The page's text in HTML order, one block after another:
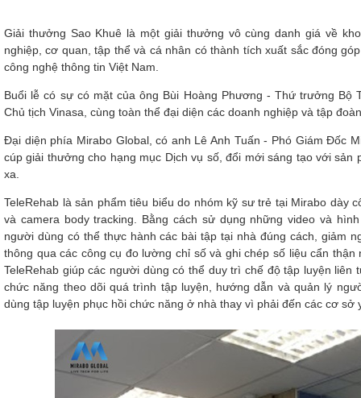
Giải thưởng Sao Khuê là một giải thưởng vô cùng danh giá về
nghiệp, cơ quan, tập thể và cá nhân có thành tích xuất sắc đóng
công nghệ thông tin Việt Nam.
Buổi lễ có sự có mặt của ông Bùi Hoàng Phương - Thứ trưởng Bộ
Chủ tịch Vinasa, cùng toàn thể đại diện các doanh nghiệp và tập
Đại diện phía Mirabo Global, có anh Lê Anh Tuấn - Phó Giám Đốc
cúp giải thưởng cho hạng mục Dịch vụ số, đổi mới sáng tạo với sản
xa.
TeleRehab là sản phẩm tiêu biểu do nhóm kỹ sư trẻ tại Mirabo dày
và camera body tracking. Bằng cách sử dụng những video và
người dùng có thể thực hành các bài tập tại nhà đúng cách, giảm
thông qua các công cụ đo lường chỉ số và ghi chép số liệu cẩn
TeleRehab giúp các người dùng có thể duy trì chế độ tập luyện
chức năng theo dõi quá trình tập luyện, hướng dẫn và quản lý
dùng tập luyện phục hồi chức năng ở nhà thay vì phải đến các cơ